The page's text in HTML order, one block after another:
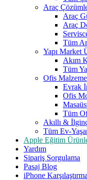
Araç
Araç
Araç
Tüm
Yapı Market
Akım
Tüm
Ofis
Evrak
Ofis
Tüm
Akıllı &
Tüm Ev-
Apple Eğitim
Yardım
Sipariş Sorgulama
Pasaj Blog
iPhone Karşılaştırma